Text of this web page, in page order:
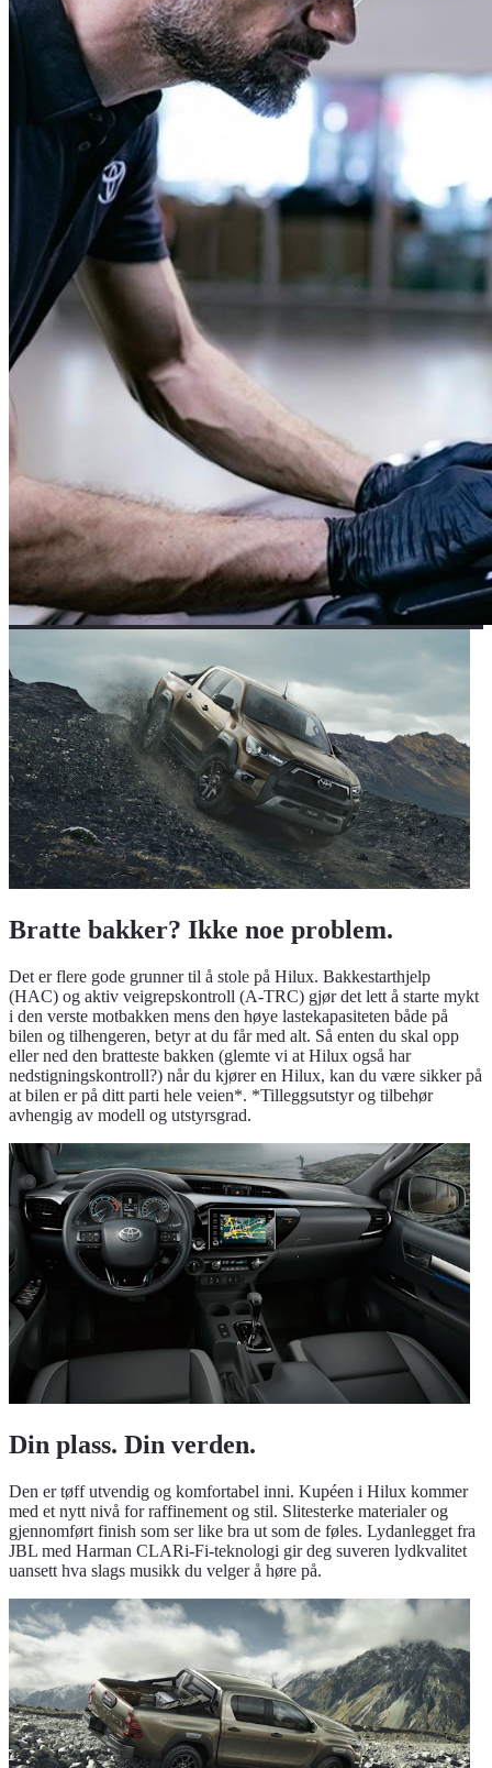
Bratte bakker? Ikke noe problem.
Det er flere gode grunner til å stole på Hilux. Bakkestarthjelp
(HAC) og aktiv veigrepskontroll (A-TRC) gjør det lett å starte mykt
i den verste motbakken mens den høye lastekapasiteten både på
bilen og tilhengeren, betyr at du får med alt. Så enten du skal opp
eller ned den bratteste bakken (glemte vi at Hilux også har
nedstigningskontroll?) når du kjører en Hilux, kan du være sikker på
at bilen er på ditt parti hele veien*. *Tilleggsutstyr og tilbehør
avhengig av modell og utstyrsgrad.
Din plass. Din verden.
Den er tøff utvendig og komfortabel inni. Kupéen i Hilux kommer
med et nytt nivå for raffinement og stil. Slitesterke materialer og
gjennomført finish som ser like bra ut som de føles. Lydanlegget fra
JBL med Harman CLARi-Fi-teknologi gir deg suveren lydkvalitet
uansett hva slags musikk du velger å høre på.